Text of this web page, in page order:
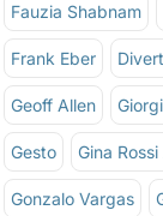
Fauzia Shabnam
Frank Eber
Geoff Allen
Gesto Gina
Gonzalo Vargas